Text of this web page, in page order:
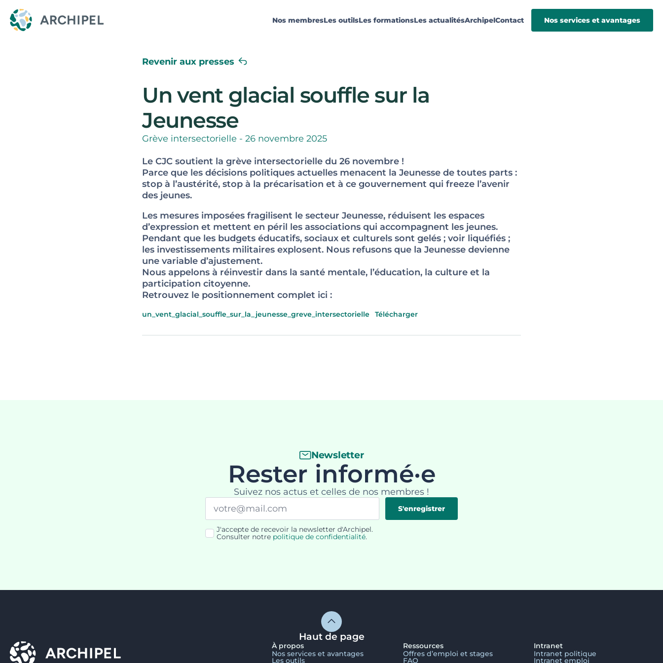
Nos membresLes outilsLes formationsLes actualitésArchipelContact Nos services et avantages
Revenir aux presses
Un vent glacial souffle sur la
Jeunesse
Grève intersectorielle - 26 novembre 2025
Le CJC soutient la grève intersectorielle du 26 novembre !
Parce que les décisions politiques actuelles menacent la Jeunesse de toutes parts :
stop à l’austérité, stop à la précarisation et à ce gouvernement qui freeze l’avenir
des jeunes.
Les mesures imposées fragilisent le secteur Jeunesse, réduisent les espaces
d’expression et mettent en péril les associations qui accompagnent les jeunes.
Pendant que les budgets éducatifs, sociaux et culturels sont gelés ; voir liquéfiés ;
les investissements militaires explosent. Nous refusons que la Jeunesse devienne
une variable d’ajustement.
Nous appelons à réinvestir dans la santé mentale, l’éducation, la culture et la
participation citoyenne.
Retrouvez le positionnement complet ici :
un_vent_glacial_souffle_sur_la_jeunesse_greve_intersectorielle Télécharger
Newsletter
Rester informé·e
Suivez nos actus et celles de nos membres !
Email
RGPD
J'accepte de recevoir la newsletter d'Archipel.
Consulter notre politique de confidentialité.
S'enregistrer
Haut de page
À propos
Nos services et avantages
Les outils
Ressources
Offres d’emploi et stages
FAQ
Intranet
Intranet politique
Intranet emploi